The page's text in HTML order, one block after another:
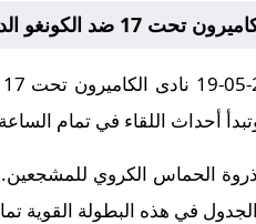
الديمقراطية تحت 17
الحماس الكروي للمشجعين.
في هذه البطولة القوية